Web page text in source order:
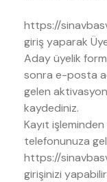
https://
giriş yaparak Üye
Aday üyelik
sonra e-posta
gelen
kaydediniz.
Kayıt
telefonunuza
https://
girişinizi